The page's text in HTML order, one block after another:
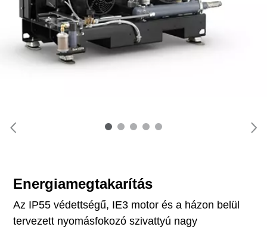
Energiamegtakarítás
Az IP55 védettségű, IE3 motor és a házon belül
tervezett nyomásfokozó szivattyú nagy